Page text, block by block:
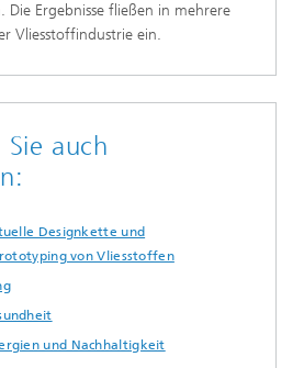
Die Ergebnisse fließen in mehrere
Vliesstoffindustrie ein.
auch
Designkette und
von Vliesstoffen
und Nachhaltigkeit